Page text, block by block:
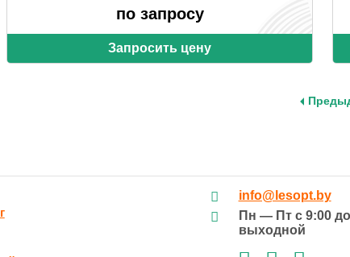
по запросу
Запросить цену
info@lesopt.by
Пн — Пт с 9:00
выходной